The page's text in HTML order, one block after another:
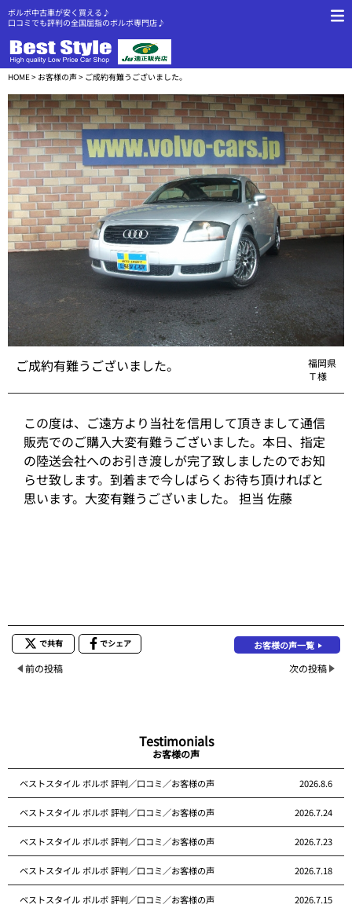
ボルボ中古車が安く買える♪
口コミでも評判の全国屈指のボルボ専門店♪
HOME> お客様の声> ご成約有難うございました。
ご成約有難うございました。
福岡県
Ｔ様
この度は、ご遠方より当社を信用して頂きまして通信
販売でのご購入大変有難うございました。本日、指定
の陸送会社へのお引き渡しが完了致しましたのでお知
らせ致します。到着まで今しばらくお待ち頂ければと
思います。大変有難うございました。 担当 佐藤
で共有 でシェア お客様の声一覧
前の投稿 次の投稿
Testimonials
お客様の声
ベストスタイル ボルボ 評判／口コミ／お客様の声 2026.8.6
ベストスタイル ボルボ 評判／口コミ／お客様の声 2026.7.24
ベストスタイル ボルボ 評判／口コミ／お客様の声 2026.7.23
ベストスタイル ボルボ 評判／口コミ／お客様の声 2026.7.18
ベストスタイル ボルボ 評判／口コミ／お客様の声 2026.7.15